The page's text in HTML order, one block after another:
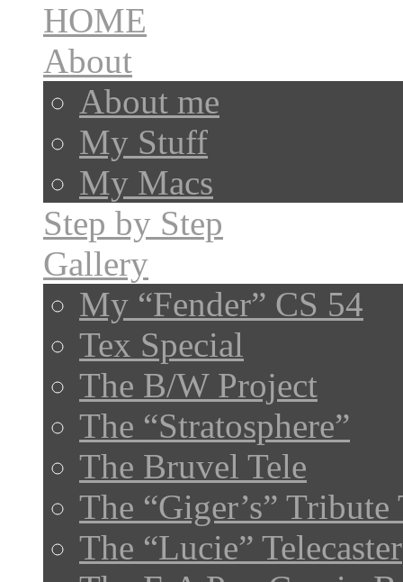
HOME
About
About me
My Stuff
My Macs
Step by Step
Gallery
My “Fender” CS 54
Tex Special
The B/W Project
The “Stratosphere”
The Bruvel Tele
The “Giger’s” Tribute
The “Lucie” Telecaster